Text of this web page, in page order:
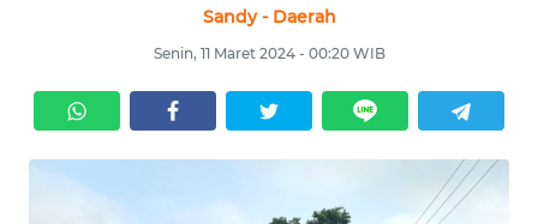
Sandy - Daerah
Senin, 11 Maret 2024 - 00:20 WIB
EKUIN
SAINS-TEKNO